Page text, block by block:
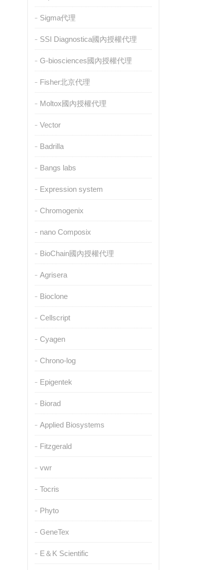
Sigma代理
SSI Diagnostica國內授權代理
G-biosciences國內授權代理
Fisher北京代理
Moltox國內授權代理
Vector
Badrilla
Bangs labs
Expression system
Chromogenix
nano Composix
BioChain國內授權代理
Agrisera
Bioclone
Cellscript
Cyagen
Chrono-log
Epigentek
Biorad
Applied Biosystems
Fitzgerald
vwr
Tocris
Phyto
GeneTex
E＆K Scientific